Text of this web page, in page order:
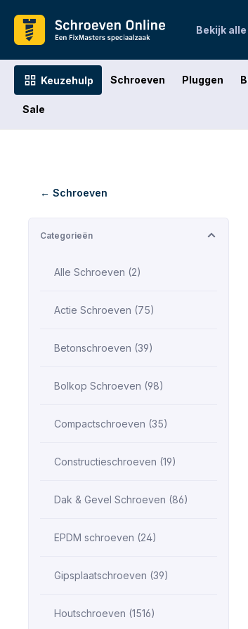
Bekijk
Keuzehulp Schroeven Pluggen
Sale
← Schroeven
Categorieën
Alle Schroeven (2)
Actie Schroeven (75)
Betonschroeven (39)
Bolkop Schroeven (98)
Compactschroeven (35)
Constructieschroeven (19)
Dak & Gevel Schroeven (86)
EPDM schroeven (24)
Gipsplaatschroeven (39)
Houtschroeven (1516)